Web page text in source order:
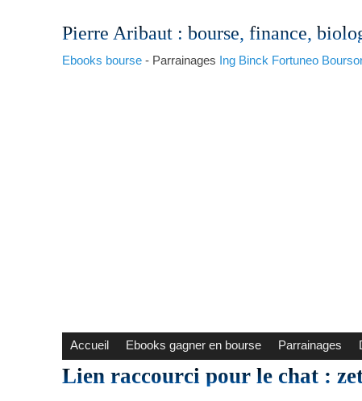
Pierre Aribaut: bourse, finance,
Ebooks bourse- Parrainages Ing Binck Fortuneo
Accueil Ebooks gagner en bourse Parrainages
Lien raccourci pour le chat :